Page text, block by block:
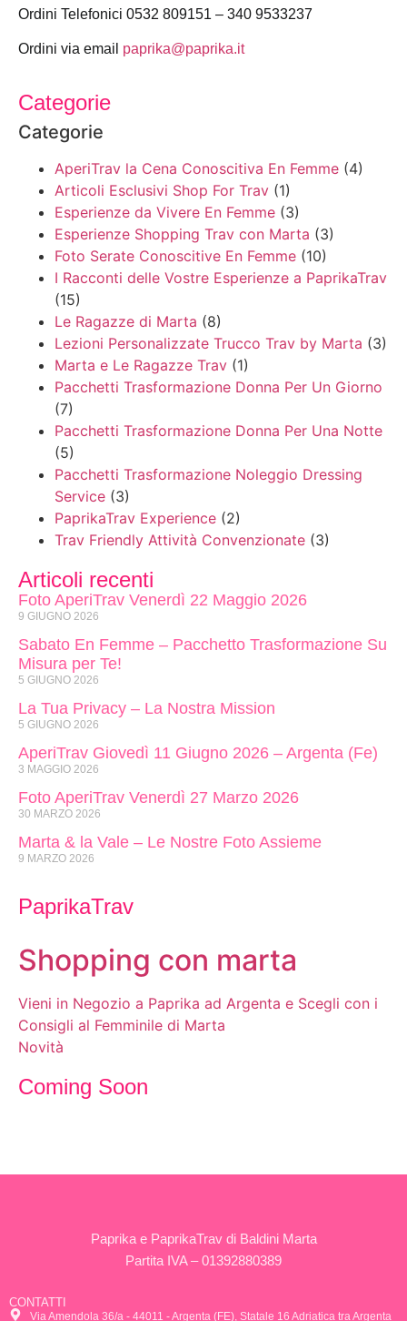
Ordini Telefonici 0532 809151 – 340 9533237
Ordini via email paprika@paprika.it
Categorie
Categorie
AperiTrav la Cena Conoscitiva En Femme (4)
Articoli Esclusivi Shop For Trav (1)
Esperienze da Vivere En Femme (3)
Esperienze Shopping Trav con Marta (3)
Foto Serate Conoscitive En Femme (10)
I Racconti delle Vostre Esperienze a PaprikaTrav
(15)
Le Ragazze di Marta (8)
Lezioni Personalizzate Trucco Trav by Marta (3)
Marta e Le Ragazze Trav (1)
Pacchetti Trasformazione Donna Per Un Giorno
(7)
Pacchetti Trasformazione Donna Per Una Notte
(5)
Pacchetti Trasformazione Noleggio Dressing
Service (3)
PaprikaTrav Experience (2)
Trav Friendly Attività Convenzionate (3)
Articoli recenti
Foto AperiTrav Venerdì 22 Maggio 2026
9 GIUGNO 2026
Sabato En Femme – Pacchetto Trasformazione Su
Misura per Te!
5 GIUGNO 2026
La Tua Privacy – La Nostra Mission
5 GIUGNO 2026
AperiTrav Giovedì 11 Giugno 2026 – Argenta (Fe)
3 MAGGIO 2026
Foto AperiTrav Venerdì 27 Marzo 2026
30 MARZO 2026
Marta & la Vale – Le Nostre Foto Assieme
9 MARZO 2026
PaprikaTrav
Shopping con marta
Vieni in Negozio a Paprika ad Argenta e Scegli con i
Consigli al Femminile di Marta
Novità
Coming Soon
Paprika e PaprikaTrav di Baldini Marta
Partita IVA – 01392880389
CONTATTI
Via Amendola 36/a - 44011 - Argenta (FE), Statale 16 Adriatica tra Argenta